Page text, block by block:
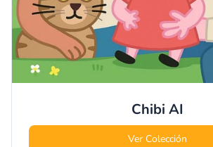
Chibi AI
Ver Colección